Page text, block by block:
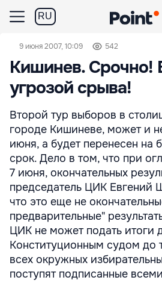
RU
9 июня 2007, 10:09 542
Кишинев. Срочно!
угрозой срыва!
Второй тур выборов в
городе Кишиневе, может и
июня, а будет перенесен на
срок. Дело в том, что при
7 июня, окончательных
председатель ЦИК Евгений
что это еще не
предварительные"
ЦИК не может подать итоги
Конституционным судом до
всех окружных
поступят подписанные